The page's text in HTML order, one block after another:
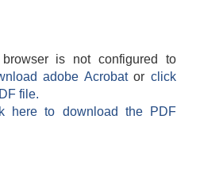
is not configured to
adobe Acrobatorclick
file.
here to download the PDF